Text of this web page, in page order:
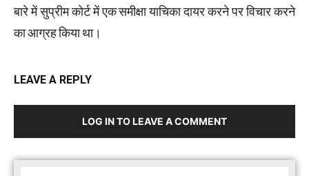
बारे में सुप्रीम कोर्ट में एक समीक्षा याचिका दायर करने पर विचार करने
का आग्रह किया था।
LEAVE A REPLY
LOG IN TO LEAVE A COMMENT